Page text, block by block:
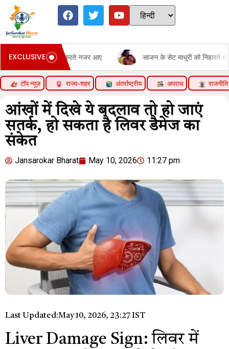
EXCLUSIVE
से बात करते नजर आए साजन के सेट माधुरी को निहारते थे संजय
टॉप न्यूज़ राज्य-शहर अंतर्राष्ट्रीय अपराध राजनीति
आंखों में दिखे ये बदलाव तो हो जाएं
सतर्क, हो सकता है लिवर डैमेज का
संकेत
Jansarokar Bharat May 10, 2026 11:27 pm
Last Updated:May 10, 2026, 23:27 IST
Liver Damage Sign: लिवर में